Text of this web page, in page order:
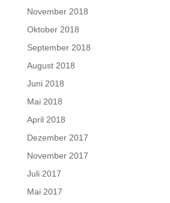
November 2018
Oktober 2018
September 2018
August 2018
Juni 2018
Mai 2018
April 2018
Dezember 2017
November 2017
Juli 2017
Mai 2017